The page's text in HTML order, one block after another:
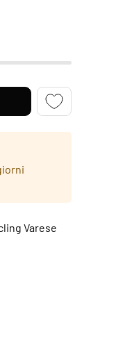
Varese